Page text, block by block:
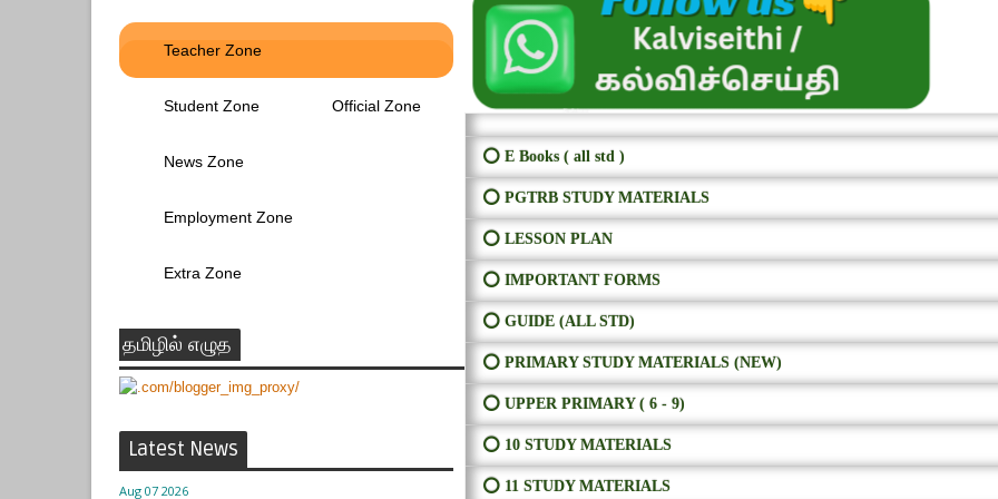
Teacher Zone
Student Zone Official Zone
News Zone
Employment Zone
Extra Zone
தமிழில் எழுத
Latest News
Aug 07 2026
⭕ E Books ( all std )
⭕ PGTRB STUDY MATERIALS
⭕ LESSON PLAN
⭕ IMPORTANT FORMS
⭕ GUIDE (ALL STD)
⭕ PRIMARY STUDY MATERIALS (NEW)
⭕ UPPER PRIMARY ( 6 - 9)
⭕ 10 STUDY MATERIALS
⭕ 11 STUDY MATERIALS